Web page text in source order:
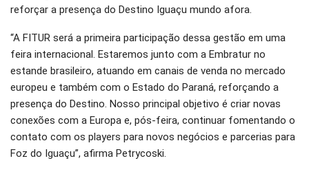
reforçar a presença do Destino Iguaçu mundo afora.
“A FITUR será a primeira participação dessa gestão em uma
feira internacional. Estaremos junto com a Embratur no
estande brasileiro, atuando em canais de venda no mercado
europeu e também com o Estado do Paraná, reforçando a
presença do Destino. Nosso principal objetivo é criar novas
conexões com a Europa e, pós-feira, continuar fomentando o
contato com os players para novos negócios e parcerias para
Foz do Iguaçu”, afirma Petrycoski.